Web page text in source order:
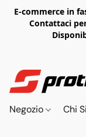
E-commerce in
Contattaci
Negozio Chi